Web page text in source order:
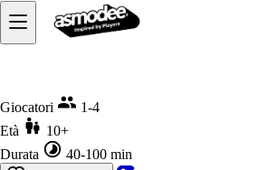
Giocatori
1-4
Età
10+
Durata
40-100 min